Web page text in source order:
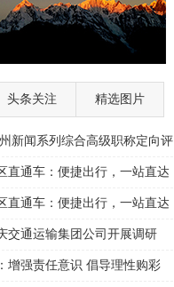
头条关注 精选图片
新闻系列综合高级职称定向评
单公示
直通车：便捷出行，一站直达
直通车：便捷出行，一站直达
交通运输集团公司开展调研
增强责任意识 倡导理性购彩